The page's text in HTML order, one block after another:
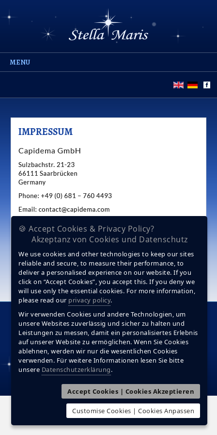
MENU
IMPRESSUM
Startseite Produkte Motivation
Diamanten
Making Of
Materialien FAQ Service
Impressum
Datenschutzerklärung
Kontakt
© Stella Maris. Alle Rechte vorbehalten.
🍪 Accept Cookies & Privacy Policy?
Akzeptanz von Cookies und Datenschutz
We use cookies and other technologies to keep our sites
reliable and secure, to measure their performance, to
deliver a personalised experience on our website. If you
click on “Accept Cookies”, you accept this. If you deny we
will use only the essential cookies. For more information,
please read our privacy policy.
Wir verwenden Cookies und andere Technologien, um
unsere Websites zuverlässig und sicher zu halten und
Leistungen zu messen, damit ein personalisiertes Erlebnis
auf unserer Website zu ermöglichen. Wenn Sie Cookies
ablehnen, werden wir nur die wesentlichen Cookies
verwenden. Für weitere Informationen lesen Sie bitte
unsere Datenschutzerklärung.
Accept Cookies | Cookies Akzeptieren
Customise Cookies | Cookies Anpassen